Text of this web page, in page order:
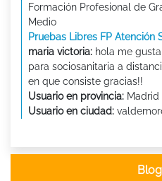
Formación Profesional de
Medio
Pruebas Libres FP Atención
maria victoria: hola me
para sociosanitaria a
en que consiste gracias!!
Usuario en provincia: Madrid
Usuario en ciudad: